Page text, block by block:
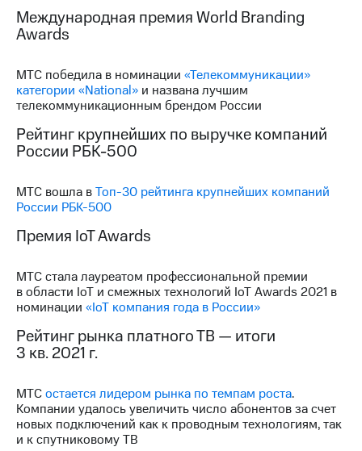
Международная премия World Branding
Awards
МТС победила в номинации «Телекоммуникации»
категории «National» и названа лучшим
телекоммуникационным брендом России
Рейтинг крупнейших по выручке компаний
России РБК-500
МТС вошла вТоп-30 рейтинга крупнейших компаний
России РБК-500
Премия IoT Awards
МТС стала лауреатом профессиональной премии
в области IoT и смежных технологий IoT Awards 2021 в
номинации «IoT компания года в России»
Рейтинг рынка платного ТВ — итоги
3 кв. 2021 г.
МТСостается лидером рынка по темпам роста.
Компании удалось увеличить число абонентов за счет
новых подключений как к проводным технологиям, так
и к спутниковому ТВ